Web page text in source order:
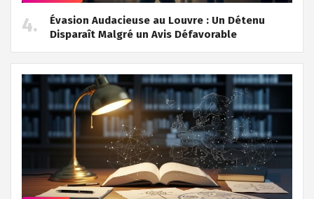
Évasion Audacieuse au Louvre : Un Détenu
Disparaît Malgré un Avis Défavorable